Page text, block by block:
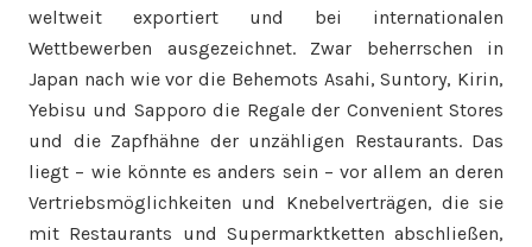
weltweit exportiert und bei internationalen
Wettbewerben ausgezeichnet. Zwar beherrschen in
Japan nach wie vor die Behemots Asahi, Suntory, Kirin,
Yebisu und Sapporo die Regale der Convenient Stores
und die Zapfhähne der unzähligen Restaurants. Das
liegt – wie könnte es anders sein – vor allem an deren
Vertriebsmöglichkeiten und Knebelverträgen, die sie
mit Restaurants und Supermarktketten abschließen,